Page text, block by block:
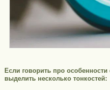
Если говорить про
выделить несколько тонкостей: